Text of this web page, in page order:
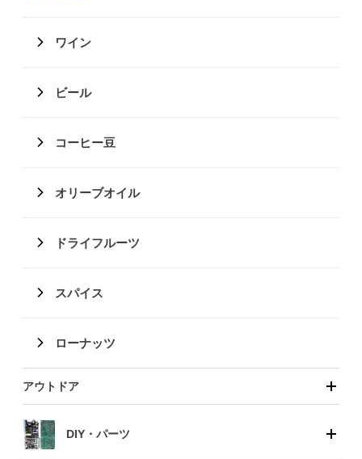
ワイン
ビール
コーヒー豆
オリーブオイル
ドライフルーツ
スパイス
ローナッツ
アウトドア
DIY・パーツ